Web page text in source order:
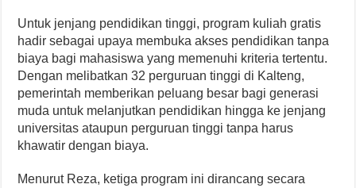
Untuk jenjang pendidikan tinggi, program kuliah gratis
hadir sebagai upaya membuka akses pendidikan tanpa
biaya bagi mahasiswa yang memenuhi kriteria tertentu.
Dengan melibatkan 32 perguruan tinggi di Kalteng,
pemerintah memberikan peluang besar bagi generasi
muda untuk melanjutkan pendidikan hingga ke jenjang
universitas ataupun perguruan tinggi tanpa harus
khawatir dengan biaya.
Menurut Reza, ketiga program ini dirancang secara